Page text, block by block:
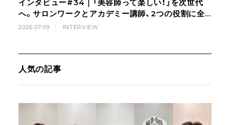
インタビュー#34｜「美容師って楽しい！」を次世代
へ。サロンワークとアカデミー講師、2つの役割に全
力で向き合う美容師の挑戦
2026.07.09 INTERVIEW
人気の記事